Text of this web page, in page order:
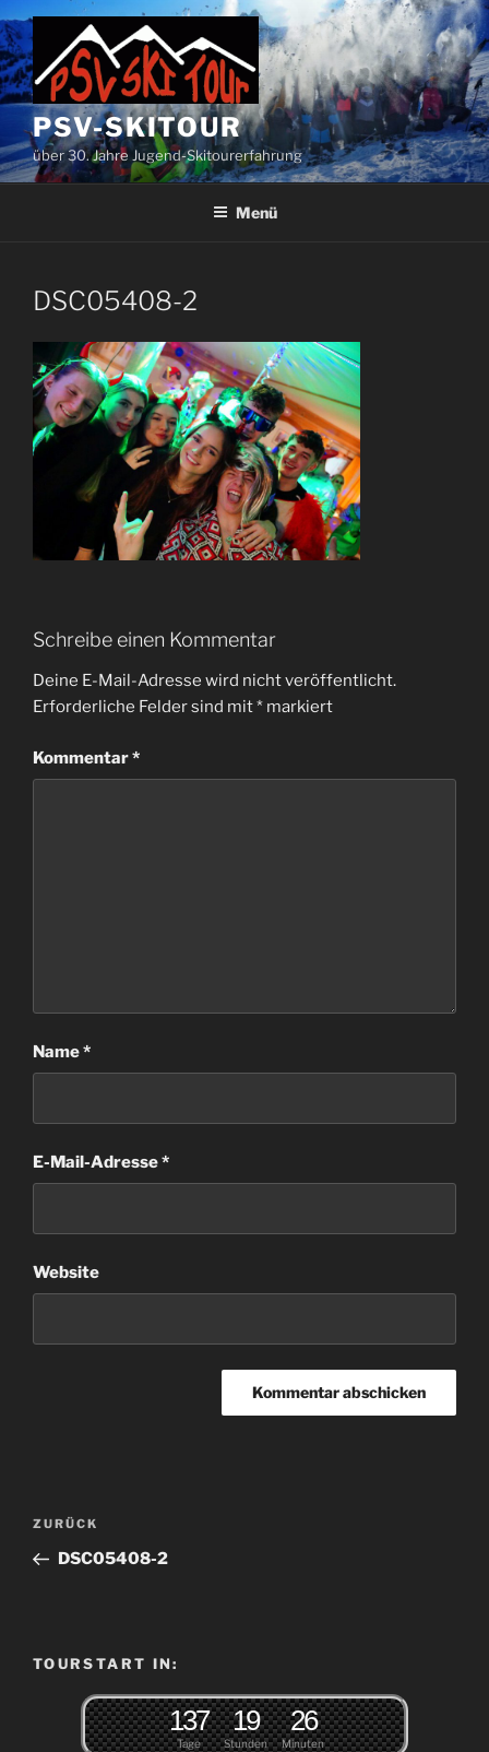
Zum
Inhalt
springen
PSV-SKITOUR
über 30. Jahre Jugend-Skitourerfahrung
Menü
DSC05408-2
Schreibe einen Kommentar
Deine E-Mail-Adresse wird nicht veröffentlicht.
Erforderliche Felder sind mit* markiert
Kommentar*
Name*
E-Mail-Adresse*
Website
Beitragsnavigation
Vorheriger
Beitrag
ZURÜCK
DSC05408-2
TOURSTART IN:
Tage
137
Stunden
19
Minuten
26